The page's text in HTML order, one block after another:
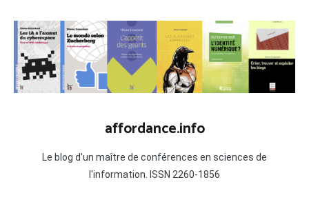
contenu
affordance.info
Le blog d'un maître de conférences en sciences de
l'information. ISSN 2260-1856